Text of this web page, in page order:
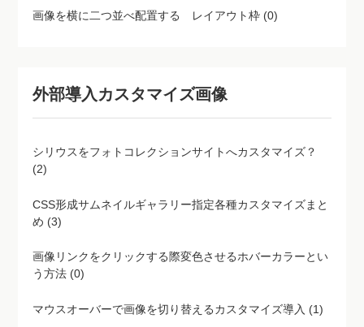
画像を横に二つ並べ配置する レイアウト枠 (0)
外部導入カスタマイズ画像
シリウスをフォトコレクションサイトへカスタマイズ？
(2)
CSS形成サムネイルギャラリー指定各種カスタマイズまと
め (3)
画像リンクをクリックする際変色させるホバーカラーとい
う方法 (0)
マウスオーバーで画像を切り替えるカスタマイズ導入 (1)